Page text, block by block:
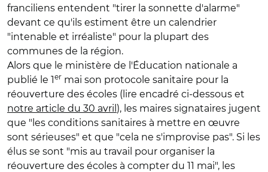
franciliens entendent "tirer la sonnette d'alarme"
devant ce qu'ils estiment être un calendrier
"intenable et irréaliste" pour la plupart des
communes de la région.
Alors que le ministère de l'Éducation nationale a
publié le 1er mai son protocole sanitaire pour la
réouverture des écoles (lire encadré ci-dessous et
notre article du 30 avril ), les maires signataires jugent
que "les conditions sanitaires à mettre en œuvre
sont sérieuses" et que "cela ne s'improvise pas". Si les
élus se sont "mis au travail pour organiser la
réouverture des écoles à compter du 11 mai", les